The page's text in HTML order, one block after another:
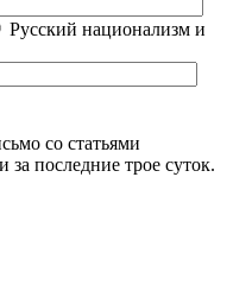
Русский национализм и
со статьями
последние трое суток.